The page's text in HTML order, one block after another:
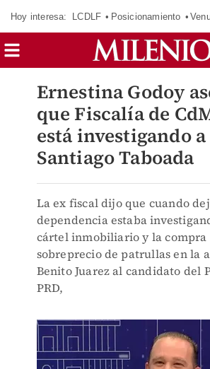
Hoy interesa: LCDLF Posicionamiento
Ernestina Godoy
que Fiscalía de
está investigando a
Santiago Taboada
La ex fiscal dijo que cuando
dependencia estaba
cártel inmobiliario y la compra
sobreprecio de patrullas en la
Benito Juarez al candidato del
PRD,